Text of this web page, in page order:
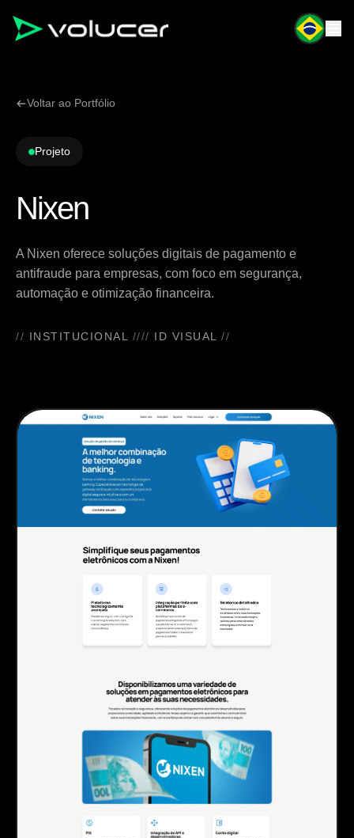
Voltar ao Portfólio
Projeto
Nixen
A Nixen oferece soluções digitais de pagamento e
antifraude para empresas, com foco em segurança,
automação e otimização financeira.
INSTITUCIONAL ID VISUAL